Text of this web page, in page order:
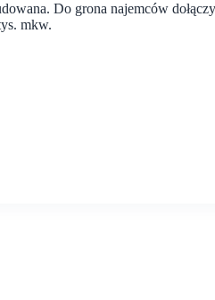
Do grona najemców
mkw.